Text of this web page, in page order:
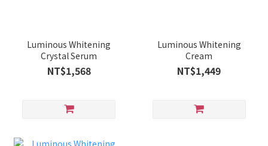
Luminous Whitening
Crystal Serum
NT$1,568
Luminous Whitening
Cream
NT$1,449